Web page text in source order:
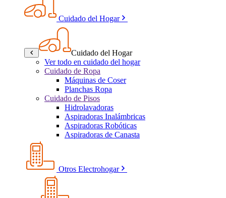
Cuidado del Hogar
Cuidado del Hogar
Ver todo en cuidado del hogar
Cuidado de Ropa
Máquinas de Coser
Planchas Ropa
Cuidado de Pisos
Hidrolavadoras
Aspiradoras Inalámbricas
Aspiradoras Robóticas
Aspiradoras de Canasta
Otros Electrohogar